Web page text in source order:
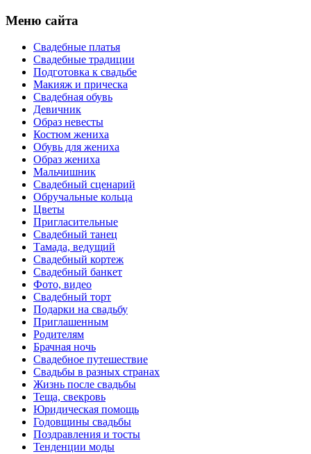
Меню сайта
Свадебные платья
Свадебные традиции
Подготовка к свадьбе
Макияж и прическа
Свадебная обувь
Девичник
Образ невесты
Костюм жениха
Обувь для жениха
Образ жениха
Мальчишник
Свадебный сценарий
Обручальные кольца
Цветы
Пригласительные
Свадебный танец
Тамада, ведущий
Свадебный кортеж
Свадебный банкет
Фото, видео
Свадебный торт
Подарки на свадьбу
Приглашенным
Родителям
Брачная ночь
Свадебное путешествие
Свадьбы в разных странах
Жизнь после свадьбы
Теща, свекровь
Юридическая помощь
Годовщины свадьбы
Поздравления и тосты
Тенденции моды